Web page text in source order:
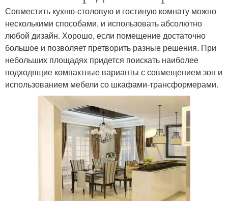
Совместить кухню-столовую и гостиную комнату можно
несколькими способами, и использовать абсолютно
любой дизайн. Хорошо, если помещение достаточно
большое и позволяет претворить разные решения. При
небольших площадях придется поискать наиболее
подходящие компактные варианты с совмещением зон и
использованием мебели со шкафами-трансформерами.